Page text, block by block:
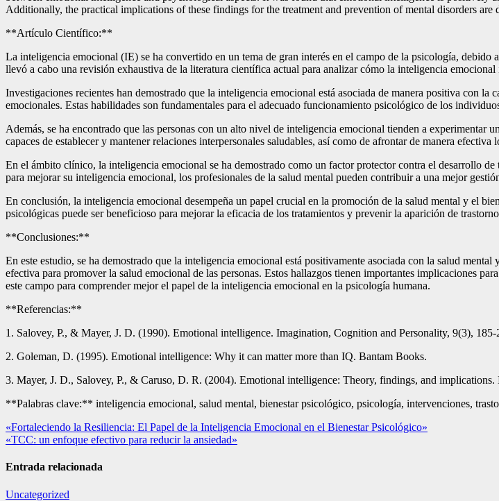
Additionally, the practical implications of these findings for the treatment and prevention of mental disorders are
**Artículo Científico:**
La inteligencia emocional (IE) se ha convertido en un tema de gran interés en el campo de la psicología, debido
llevó a cabo una revisión exhaustiva de la literatura científica actual para analizar cómo la inteligencia
Investigaciones recientes han demostrado que la inteligencia emocional está asociada de manera positiva con
emocionales. Estas habilidades son fundamentales para el adecuado funcionamiento psicológico de los
Además, se ha encontrado que las personas con un alto nivel de inteligencia emocional tienden a
capaces de establecer y mantener relaciones interpersonales saludables, así como de afrontar de manera efectiva
En el ámbito clínico, la inteligencia emocional se ha demostrado como un factor protector contra el desarrollo
para mejorar su inteligencia emocional, los profesionales de la salud mental pueden contribuir a una mejor
En conclusión, la inteligencia emocional desempeña un papel crucial en la promoción de la salud mental y el
psicológicas puede ser beneficioso para mejorar la eficacia de los tratamientos y prevenir la aparición de
**Conclusiones:**
En este estudio, se ha demostrado que la inteligencia emocional está positivamente asociada con la salud
efectiva para promover la salud emocional de las personas. Estos hallazgos tienen importantes implicaciones
este campo para comprender mejor el papel de la inteligencia emocional en la psicología humana.
**Referencias:**
1. Salovey, P., & Mayer, J. D. (1990). Emotional intelligence. Imagination, Cognition and Personality, 9(3), 185-
2. Goleman, D. (1995). Emotional intelligence: Why it can matter more than IQ. Bantam Books.
3. Mayer, J. D., Salovey, P., & Caruso, D. R. (2004). Emotional intelligence: Theory, findings, and
**Palabras clave:** inteligencia emocional, salud mental, bienestar psicológico, psicología, intervenciones,
Navegación
de
entradas
«Fortaleciendo la Resiliencia: El Papel de la Inteligencia Emocional en el Bienestar Psicológico»
«TCC: un enfoque efectivo para reducir la ansiedad»
Entrada relacionada
Uncategorized